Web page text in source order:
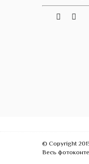
Telegram
© Copyright
Весь